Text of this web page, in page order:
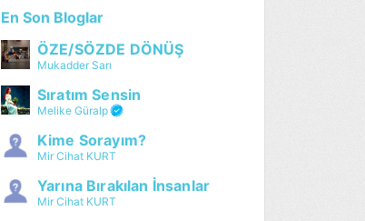
En Son Bloglar
ÖZE/SÖZDE DÖNÜŞ
Mukadder Sarı
Sıratım Sensin
Melike Güralp
Kime Sorayım?
Mir Cihat KURT
Yarına Bırakılan İnsanlar
Mir Cihat KURT